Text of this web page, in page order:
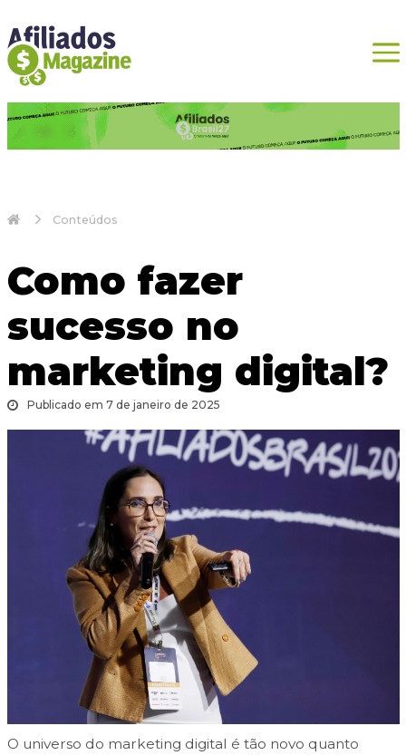
Conteúdos
Como fazer
sucesso no
marketing digital?
Publicado em 7 de janeiro de 2025
O universo do marketing digital é tão novo quanto